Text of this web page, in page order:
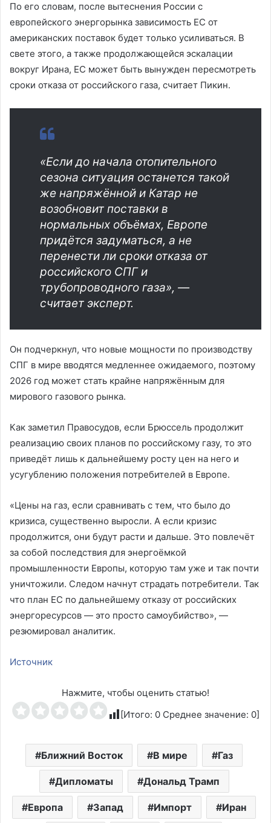
По его словам, после вытеснения России с
европейского энергорынка зависимость ЕС от
американских поставок будет только усиливаться. В
свете этого, а также продолжающейся эскалации
вокруг Ирана, ЕС может быть вынужден пересмотреть
сроки отказа от российского газа, считает Пикин.
«Если до начала отопительного
сезона ситуация останется такой
же напряжённой и Катар не
возобновит поставки в
нормальных объёмах, Европе
придётся задуматься, а не
перенести ли сроки отказа от
российского СПГ и
трубопроводного газа», —
считает эксперт.
Он подчеркнул, что новые мощности по производству
СПГ в мире вводятся медленнее ожидаемого, поэтому
2026 год может стать крайне напряжённым для
мирового газового рынка.
Как заметил Правосудов, если Брюссель продолжит
реализацию своих планов по российскому газу, то это
приведёт лишь к дальнейшему росту цен на него и
усугублению положения потребителей в Европе.
«Цены на газ, если сравнивать с тем, что было до
кризиса, существенно выросли. А если кризис
продолжится, они будут расти и дальше. Это повлечёт
за собой последствия для энергоёмкой
промышленности Европы, которую там уже и так почти
уничтожили. Следом начнут страдать потребители. Так
что план ЕС по дальнейшему отказу от российских
энергоресурсов — это просто самоубийство», —
резюмировал аналитик.
Источник
Нажмите, чтобы оценить статью!
[Итого: 0 Среднее значение: 0]
Ближний Восток В мире Газ
Дипломаты Дональд Трамп
Европа Запад Импорт Иран